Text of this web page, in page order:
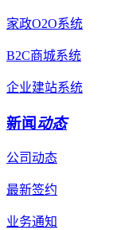
家政O2O系统
B2C商城系统
企业建站系统
新闻动态
公司动态
最新签约
业务通知